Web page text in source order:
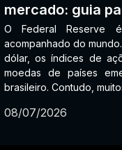
mercado: guia
O Federal Reserve
acompanhado do
dólar, os índices de
moedas de países
brasileiro. Contudo,
08/07/2026